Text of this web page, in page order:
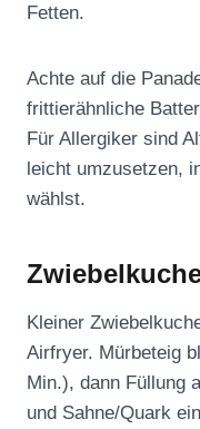
Fetten.
Achte auf die
frittierähnliche
Für Allergiker sind
leicht umzusetzen,
wählst.
Kleiner
Airfryer. Mürbeteig
Min.), dann Füllung
und Sahne/Quark